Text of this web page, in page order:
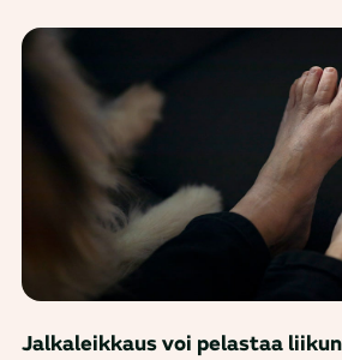
Jalkaleikkaus voi pelastaa